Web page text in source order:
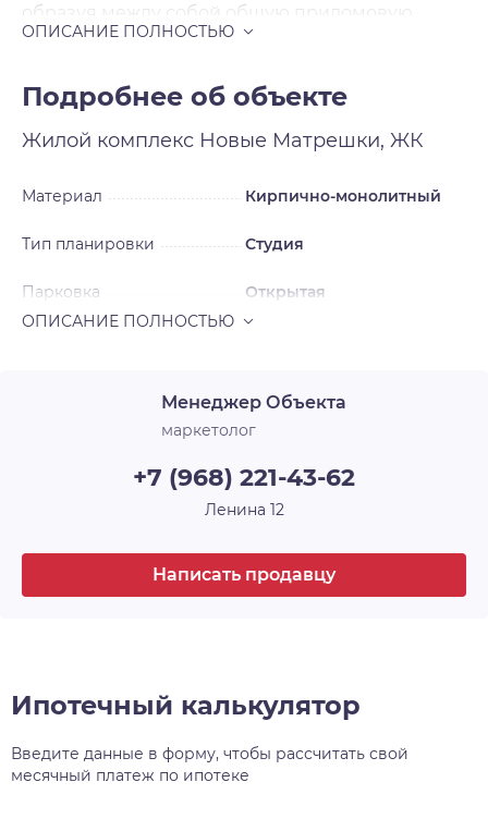
образуя между собой общую придомовую
территорию со своей атмосферой. На первых
коммерческой инфраструктуры. Вокруг домов
предусмотрены парковочные места на 983
автомобиля, за безопасность которых можно не
огорожена по периметру. Готовые квартиры с
застройщика. После получения ключей вы
Застройщик делает ремонт в нейтральном
стиле, который легко переделать под свои
площадки выглядят современно, стильно и
продолжают общую концепцию оформления.
Подробнее об объекте
Жилой комплекс Новые Матрешки, ЖК
Материал Кирпично-монолитный
Тип планировки Студия
Парковка Открытая
Менеджер Объекта
маркетолог
+7 (968) 221-43-62
Ленина 12
Написать продавцу
Ипотечный калькулятор
Введите данные в форму, чтобы рассчитать свой
месячный платеж по ипотеке